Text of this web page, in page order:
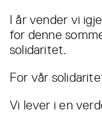
I år vender vi
for denne
solidaritet.
For vår
Vi lever i en